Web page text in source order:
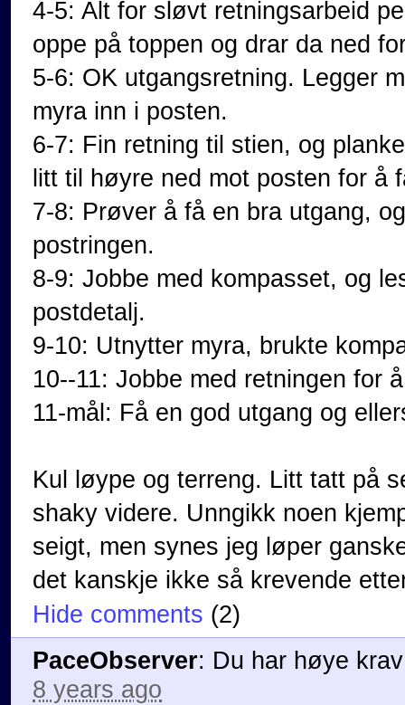
4-5: Alt for sløvt retningsarbeid
oppe på toppen og drar da ned
5-6: OK utgangsretning. Legger
myra inn i posten.
6-7: Fin retning til stien, og
litt til høyre ned mot posten for å
7-8: Prøver å få en bra utgang,
postringen.
8-9: Jobbe med kompasset, og
postdetalj.
9-10: Utnytter myra, brukte
10--11: Jobbe med retningen for
11-mål: Få en god utgang og
Kul løype og terreng. Litt tatt på
shaky videre. Unngikk noen
seigt, men synes jeg løper
det kanskje ikke så krevende
Hide comments (2)
PaceObserver: Du har høye
8 years ago